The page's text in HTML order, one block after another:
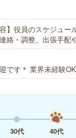
容】役員のスケジュー
絡・調整、出張手配
です＊ 業界未経験
30代 40代